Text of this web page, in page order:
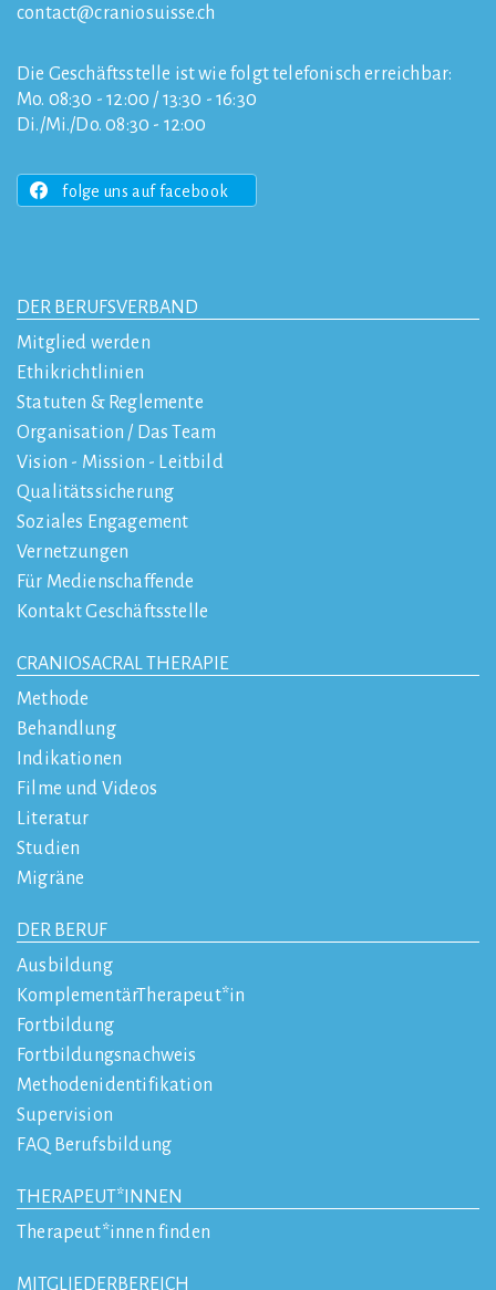
contact
craniosuisse.ch
Die Geschäftsstelle ist wie folgt telefonisch erreichbar:
Mo. 08:30 - 12:00 / 13:30 - 16:30
Di./Mi./Do. 08:30 - 12:00
folge uns auf facebook
DER BERUFSVERBAND
Mitglied werden
Ethikrichtlinien
Statuten & Reglemente
Organisation / Das Team
Vision - Mission - Leitbild
Qualitätssicherung
Soziales Engagement
Vernetzungen
Für Medienschaffende
Kontakt Geschäftsstelle
CRANIOSACRAL THERAPIE
Methode
Behandlung
Indikationen
Filme und Videos
Literatur
Studien
Migräne
DER BERUF
Ausbildung
KomplementärTherapeut*in
Fortbildung
Fortbildungsnachweis
Methodenidentifikation
Supervision
FAQ Berufsbildung
THERAPEUT*INNEN
Therapeut*innen finden
MITGLIEDERBEREICH